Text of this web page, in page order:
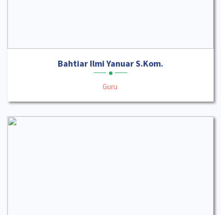
Bahtiar Ilmi Yanuar S.Kom.
Guru